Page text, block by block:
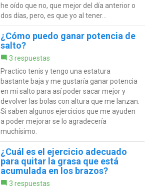
he oído que no, que mejor del día anterior o
dos días, pero, es que yo al tener...
¿Cómo puedo ganar potencia de
salto?
3 respuestas
Practico tenis y tengo una estatura
bastante baja y me gustaría ganar potencia
en mi salto para así poder sacar mejor y
devolver las bolas con altura que me lanzan.
Si saben algunos ejercicios que me ayuden
a poder mejorar se lo agradecería
muchísimo.
¿Cuál es el ejercicio adecuado
para quitar la grasa que está
acumulada en los brazos?
3 respuestas